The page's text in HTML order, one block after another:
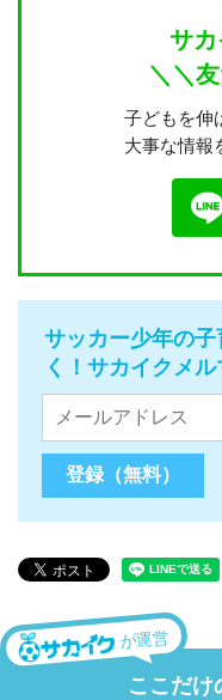
サ
＼＼
子どもを伸
大事な情報
サッカー少年の
く！サカイクメル
が運営
ここだけ